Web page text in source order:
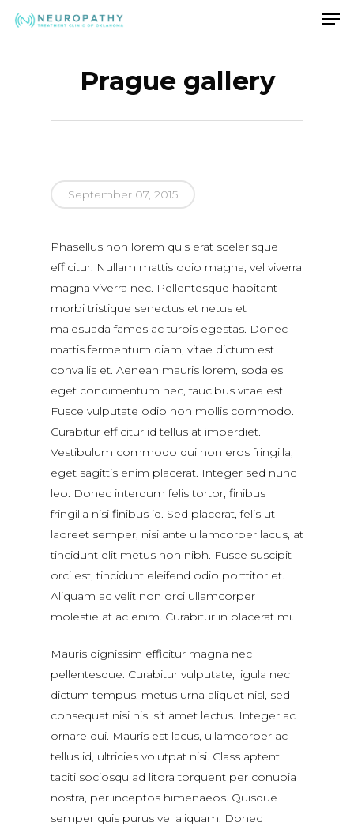
Prague gallery
September 07, 2015
Phasellus non lorem quis erat scelerisque
efficitur. Nullam mattis odio magna, vel viverra
magna viverra nec. Pellentesque habitant
morbi tristique senectus et netus et
malesuada fames ac turpis egestas. Donec
mattis fermentum diam, vitae dictum est
convallis et. Aenean mauris lorem, sodales
eget condimentum nec, faucibus vitae est.
Fusce vulputate odio non mollis commodo.
Curabitur efficitur id tellus at imperdiet.
Vestibulum commodo dui non eros fringilla,
eget sagittis enim placerat. Integer sed nunc
leo. Donec interdum felis tortor, finibus
fringilla nisi finibus id. Sed placerat, felis ut
laoreet semper, nisi ante ullamcorper lacus, at
tincidunt elit metus non nibh. Fusce suscipit
orci est, tincidunt eleifend odio porttitor et.
Aliquam ac velit non orci ullamcorper
molestie at ac enim. Curabitur in placerat mi.
Mauris dignissim efficitur magna nec
pellentesque. Curabitur vulputate, ligula nec
dictum tempus, metus urna aliquet nisl, sed
consequat nisi nisl sit amet lectus. Integer ac
ornare dui. Mauris est lacus, ullamcorper ac
tellus id, ultricies volutpat nisi. Class aptent
taciti sociosqu ad litora torquent per conubia
nostra, per inceptos himenaeos. Quisque
semper quis purus vel aliquam. Donec